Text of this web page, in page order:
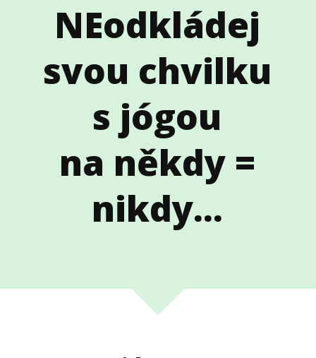
NEodkládej
svou chvilku
s jógou
na někdy =
nikdy...